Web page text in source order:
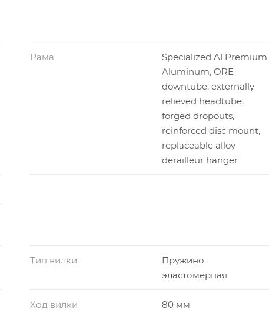
Рама
Specialized A1 Premium
Aluminum, ORE
downtube, externally
relieved headtube,
forged dropouts,
reinforced disc mount,
replaceable alloy
derailleur hanger
Тип вилки
Пружино-
эластомерная
Ход вилки 80 мм